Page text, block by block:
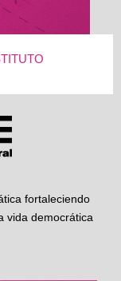
fortaleciendo
vida democrática